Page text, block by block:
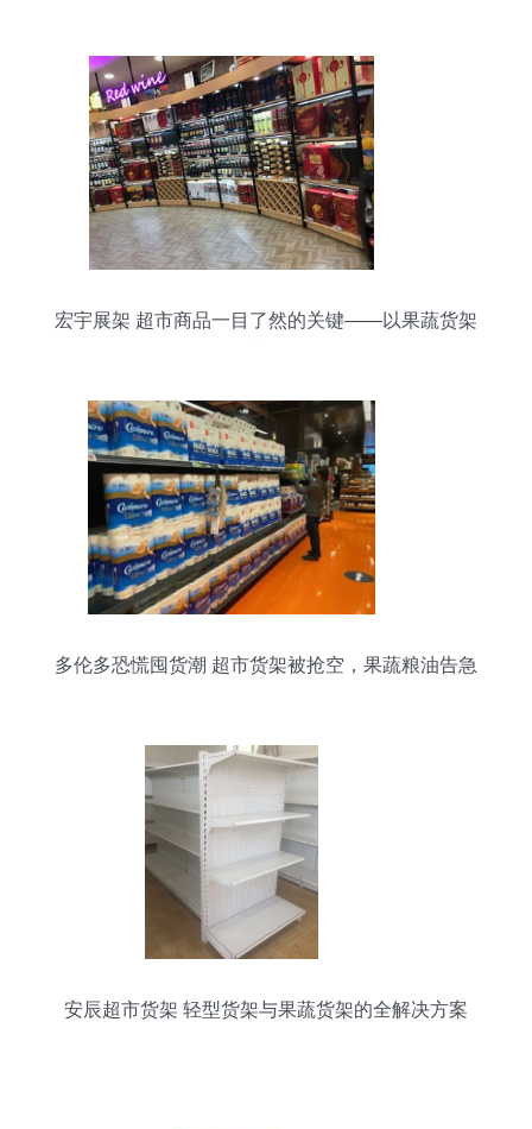
宏宇展架 超市商品一目了然的关键——以果蔬货架
多伦多恐慌囤货潮 超市货架被抢空，果蔬粮油告急
安辰超市货架 轻型货架与果蔬货架的全解决方案